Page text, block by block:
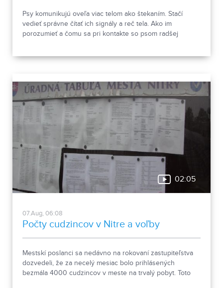
Psy komunikujú oveľa viac telom ako štekaním. Stačí
vedieť správne čítať ich signály a reč tela. Ako im
porozumieť a čomu sa pri kontakte so psom radšej
02:05
07.Aug, 06:08
Počty cudzincov v Nitre a voľby
Mestskí poslanci sa nedávno na rokovaní zastupiteľstva
dozvedeli, že za necelý mesiac bolo prihlásených
bezmála 4000 cudzincov v meste na trvalý pobyt. Toto